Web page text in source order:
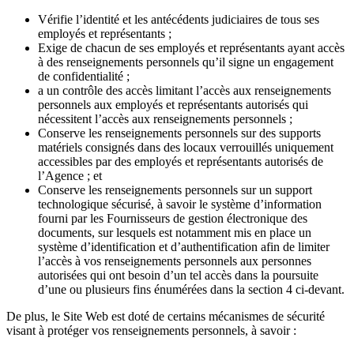
Vérifie l’identité et les antécédents judiciaires de tous ses
employés et représentants ;
Exige de chacun de ses employés et représentants ayant accès
à des renseignements personnels qu’il signe un engagement
de confidentialité ;
a un contrôle des accès limitant l’accès aux renseignements
personnels aux employés et représentants autorisés qui
nécessitent l’accès aux renseignements personnels ;
Conserve les renseignements personnels sur des supports
matériels consignés dans des locaux verrouillés uniquement
accessibles par des employés et représentants autorisés de
l’Agence ; et
Conserve les renseignements personnels sur un support
technologique sécurisé, à savoir le système d’information
fourni par les Fournisseurs de gestion électronique des
documents, sur lesquels est notamment mis en place un
système d’identification et d’authentification afin de limiter
l’accès à vos renseignements personnels aux personnes
autorisées qui ont besoin d’un tel accès dans la poursuite
d’une ou plusieurs fins énumérées dans la section 4 ci-devant.
De plus, le Site Web est doté de certains mécanismes de sécurité
visant à protéger vos renseignements personnels, à savoir :